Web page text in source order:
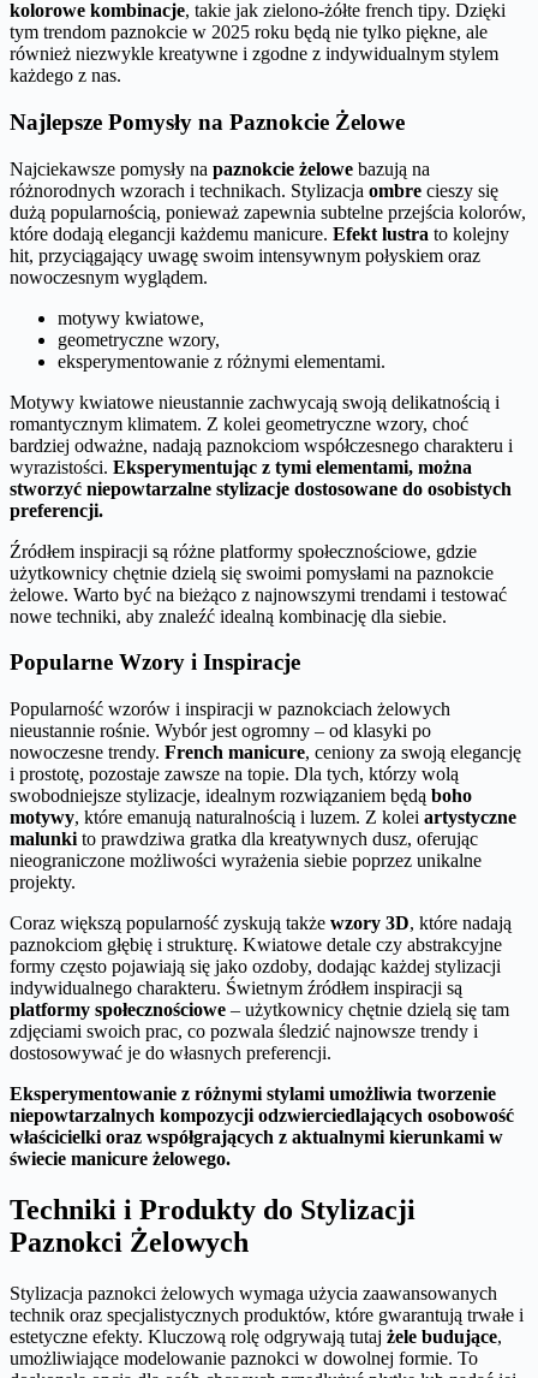
kolorowe kombinacje, takie jak zielono-żółte french tipy. Dzięki
tym trendom paznokcie w 2025 roku będą nie tylko piękne, ale
również niezwykle kreatywne i zgodne z indywidualnym stylem
każdego z nas.
Najlepsze Pomysły na Paznokcie Żelowe
Najciekawsze pomysły na paznokcie żelowe bazują na
różnorodnych wzorach i technikach. Stylizacja ombre cieszy się
dużą popularnością, ponieważ zapewnia subtelne przejścia kolorów,
które dodają elegancji każdemu manicure. Efekt lustra to kolejny
hit, przyciągający uwagę swoim intensywnym połyskiem oraz
nowoczesnym wyglądem.
motywy kwiatowe,
geometryczne wzory,
eksperymentowanie z różnymi elementami.
Motywy kwiatowe nieustannie zachwycają swoją delikatnością i
romantycznym klimatem. Z kolei geometryczne wzory, choć
bardziej odważne, nadają paznokciom współczesnego charakteru i
wyrazistości. Eksperymentując z tymi elementami, można
stworzyć niepowtarzalne stylizacje dostosowane do osobistych
preferencji.
Źródłem inspiracji są różne platformy społecznościowe, gdzie
użytkownicy chętnie dzielą się swoimi pomysłami na paznokcie
żelowe. Warto być na bieżąco z najnowszymi trendami i testować
nowe techniki, aby znaleźć idealną kombinację dla siebie.
Popularne Wzory i Inspiracje
Popularność wzorów i inspiracji w paznokciach żelowych
nieustannie rośnie. Wybór jest ogromny – od klasyki po
nowoczesne trendy. French manicure, ceniony za swoją elegancję
i prostotę, pozostaje zawsze na topie. Dla tych, którzy wolą
swobodniejsze stylizacje, idealnym rozwiązaniem będą boho
motywy, które emanują naturalnością i luzem. Z kolei artystyczne
malunki to prawdziwa gratka dla kreatywnych dusz, oferując
nieograniczone możliwości wyrażenia siebie poprzez unikalne
projekty.
Coraz większą popularność zyskują także wzory 3D, które nadają
paznokciom głębię i strukturę. Kwiatowe detale czy abstrakcyjne
formy często pojawiają się jako ozdoby, dodając każdej stylizacji
indywidualnego charakteru. Świetnym źródłem inspiracji są
platformy społecznościowe – użytkownicy chętnie dzielą się tam
zdjęciami swoich prac, co pozwala śledzić najnowsze trendy i
dostosowywać je do własnych preferencji.
Eksperymentowanie z różnymi stylami umożliwia tworzenie
niepowtarzalnych kompozycji odzwierciedlających osobowość
właścicielki oraz współgrających z aktualnymi kierunkami w
świecie manicure żelowego.
Techniki i Produkty do Stylizacji
Paznokci Żelowych
Stylizacja paznokci żelowych wymaga użycia zaawansowanych
technik oraz specjalistycznych produktów, które gwarantują trwałe i
estetyczne efekty. Kluczową rolę odgrywają tutaj żele budujące,
umożliwiające modelowanie paznokci w dowolnej formie. To